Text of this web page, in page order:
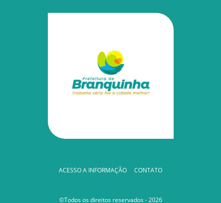
ACESSO A INFORMAÇÃO CONTATO
©Todos os direitos reservados - 2026